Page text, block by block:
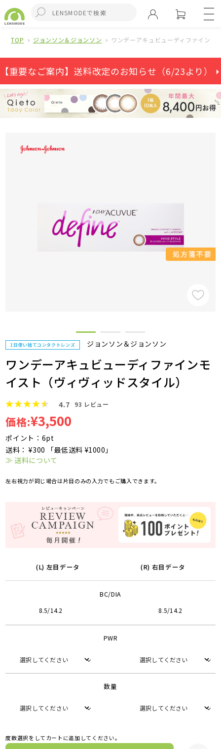
TOP ジョンソン＆ジョンソン ワンデーアキュビューディファインモ
【重要なご案内】送料改定のお知らせ（6/23より） ⏵
1日使い捨てコンタクトレンズ ジョンソン＆ジョンソン
ワンデーアキュビューディファインモ
イスト（ヴィヴィッドスタイル）
4.7 93 レビュー
価格:¥3,500
ポイント：6pt
送料： ¥300 「最低送料 ¥1000」
≫ 送料について
左右視力が同じ場合は片目のみの入力でもご購入できます。
(L) 左目データ (R) 右目データ
BC/DIA
8.5/14.2 8.5/14.2
PWR
数量
度数選択をしてカートに追加してください。